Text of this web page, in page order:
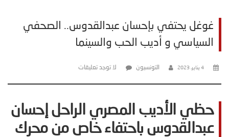
غوغل يحتفي بإحسان عبدالقدوس.. الصحفي
السياسي و أديب الحب والسينما
4 يناير، 2023 التونسيون لا توجد تعليقات
حظي الأديب المصري الراحل إحسان
عبدالقدوس باحتفاء خاص من محرك